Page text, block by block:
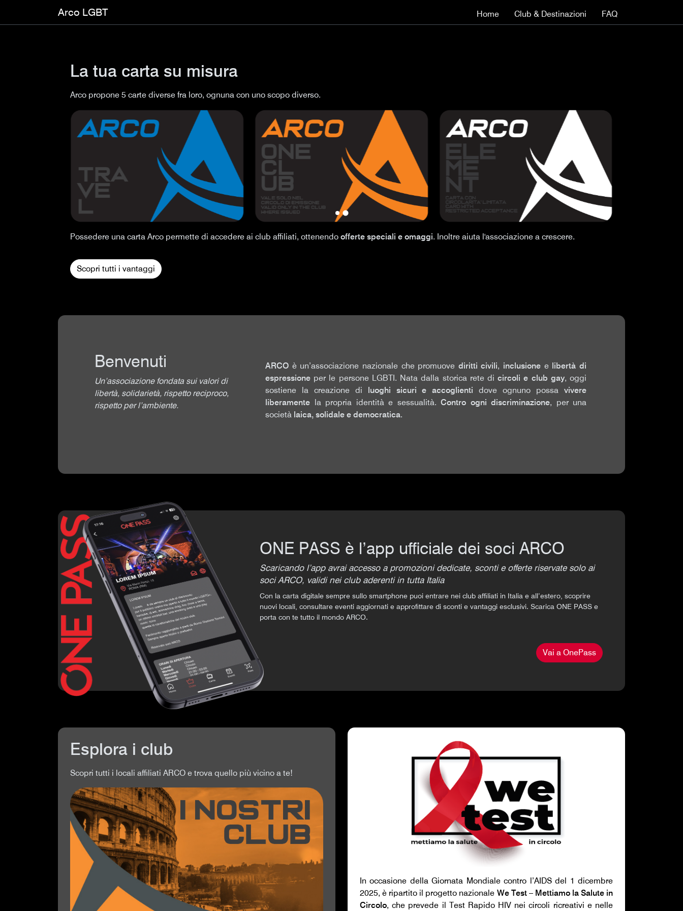
Arco LGBT Home Club & Destinazioni FAQ
La tua carta su misura
Arco propone 5 carte diverse fra loro, ognuna con uno scopo diverso.
Possedere una carta Arco permette di accedere ai club affiliati, ottenendo offerte speciali e omaggi. Inoltre aiuta l'associazione a crescere.
Scopri tutti i vantaggi
Benvenuti
Un’associazione fondata sui valori di
libertà, solidarietà, rispetto reciproco,
rispetto per l’ambiente.
ARCO è un’associazione nazionale che promuove diritti civili, inclusione e libertà di
espressione per le persone LGBTI. Nata dalla storica rete dicircoli e club gay, oggi
sostiene la creazione di
luoghi sicuri e accoglienti dove ognuno possavivere
liberamente la propria identità e sessualità. Contro ogni discriminazione, per una
società laica, solidale e democratica.
ONE PASS è l’app ufficiale dei soci ARCO
Scaricando l’app avrai accesso a promozioni dedicate, sconti e offerte riservate solo ai
soci ARCO, validi nei club aderenti in tutta Italia
Con la carta digitale sempre sullo smartphone puoi entrare nei club affiliati in Italia e all’estero, scoprire
nuovi locali, consultare eventi aggiornati e approfittare di sconti e vantaggi esclusivi. Scarica ONE PASS e
porta con te tutto il mondo ARCO.
Vai a OnePass
Esplora i club
Scopri tutti i locali affiliati ARCO e trova quello più vicino a te!
In occasione della Giornata Mondiale contro l’AIDS del 1 dicembre
2025, è ripartito il progetto nazionale We Test – Mettiamo la Salute in
Circolo, che prevede il Test Rapido HIV nei circoli ricreativi e nelle